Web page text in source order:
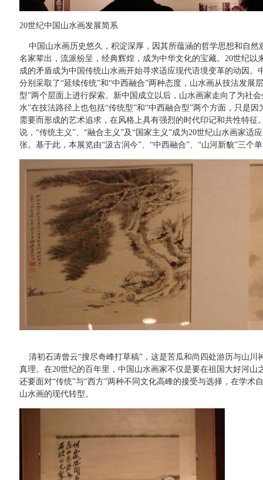
20世纪中国山水画发展简系
中国山水画历史悠久，积淀深厚，因其所蕴涵的哲学思想和自然
名家辈出，流派纷呈，经典辉煌，成为中华文化的宝藏。20世纪以
成的矛盾成为中国传统山水画开始寻求适应现代语境变革的动因。
分别采取了“延续传统”和“中西融合”两种态度，山水画从技法发展
型”两个层面上进行探索。新中国成立以后，山水画家走向了为社
水”在技法路径上也包括“传统型”和“中西融合型”两个方面，只是
需要而形成的艺术追求，在风格上具有强烈的时代印记和共性特征
说，“传统主义”、“融合主义”及“国家主义”成为20世纪山水画家适
张。基于此，本展览由“汲古润今”、“中西融合”、“山河新貌”三个
清初石涛曾云“搜尽奇峰打草稿”，这是苦瓜和尚四处游历与山川
真理。在20世纪的百年里，中国山水画家不仅是要在祖国大好河山
还要面对“传统”与“西方”两种不同文化高峰的接受与选择，在学术
山水画的现代转型。